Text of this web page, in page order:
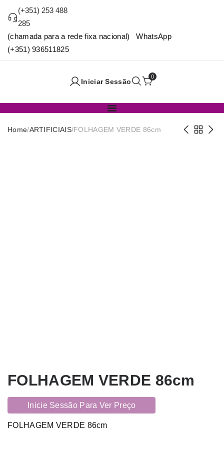
(+351) 253 488
285
(chamada para a rede fixa nacional) WhatsApp
(+351) 936511825
Iniciar Sessão
0
Home/ARTIFICIAIS/FOLHAGEM VERDE 86cm
FOLHAGEM VERDE 86cm
Inicie Sessão Para Ver Preço
FOLHAGEM VERDE 86cm